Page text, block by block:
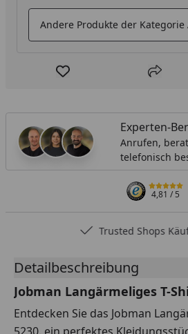
Andere Produkte der Kategorie
Produkt zur Teilen
Experten-
Anrufen,
telefonisch
4,81/ 5
Trusted Shops
Detailbeschreibung
Jobman Langärmeliges T-
Entdecken Sie das Jobman